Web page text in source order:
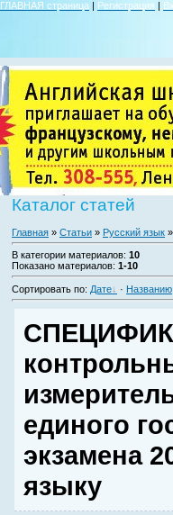
ГЛАВНАЯ страница | Регистрация |
Каталог статей
Главная » Статьи » Русский язык
В категории материалов: 10
Показано материалов: 1-10
Сортировать по: Дате · Названию
единого
экзамена
языку